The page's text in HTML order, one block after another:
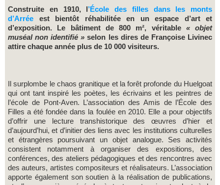
Construite en 1910, l’École des filles dans les monts
d’Arrée est bientôt réhabilitée en un espace d’art et
d’exposition. Le bâtiment de 800 m², véritable « objet
muséal non identifié » selon les dires de Françoise Livinec
attire chaque année plus de 10 000 visiteurs.
Il surplombe le chaos granitique et la forêt profonde du Huelgoat
qui ont tant inspiré les poètes, les écrivains et les peintres de
l’école de Pont-Aven. L’association des Amis de l’École des
Filles a été fondée dans la foulée en 2010. Elle a pour objectifs
d’offrir une lecture transhistorique des œuvres d’hier et
d’aujourd’hui, et d’initier des liens avec les institutions culturelles
et étrangères poursuivant un objet analogue. Ses activités
consistent notamment à organiser des expositions, des
conférences, des ateliers pédagogiques et des rencontres avec
des auteurs, artistes compositeurs et réalisateurs. L’association
apporte également son soutien à la réalisation de publications,